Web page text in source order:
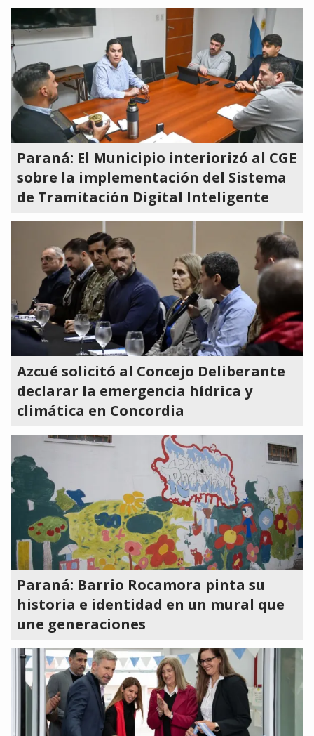
Paraná: El Municipio interiorizó al CGE
sobre la implementación del Sistema
de Tramitación Digital Inteligente
Azcué solicitó al Concejo Deliberante
declarar la emergencia hídrica y
climática en Concordia
Paraná: Barrio Rocamora pinta su
historia e identidad en un mural que
une generaciones